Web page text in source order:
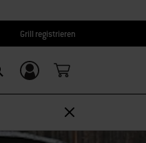
Grill registrieren
Einloggen/
Weber-ID